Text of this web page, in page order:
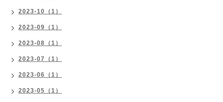
2023-10（1）
2023-09（1）
2023-08（1）
2023-07（1）
2023-06（1）
2023-05（1）